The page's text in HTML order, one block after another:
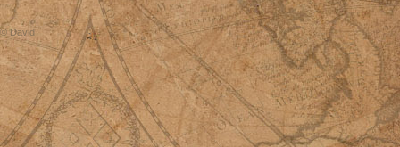
© David